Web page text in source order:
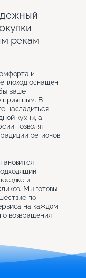
рекам
и
оснащён
ваше
приятным. В
насладиться
кухни, а
позволят
регионов
и
Мы готовы
по
на каждом
возвращения